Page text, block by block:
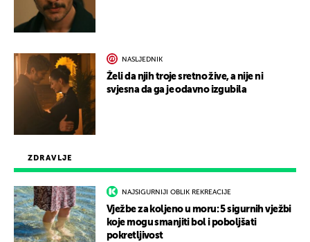
ZDRAVLJE
NAJSIGURNIJI OBLIK REKREACIJE
Vježbe za koljeno u moru: 5 sigurnih vježbi
koje mogu smanjiti bol i poboljšati
pokretljivost
NASLJEDNIK
Želi da njih troje sretno žive, a nije ni
svjesna da ga je odavno izgubila